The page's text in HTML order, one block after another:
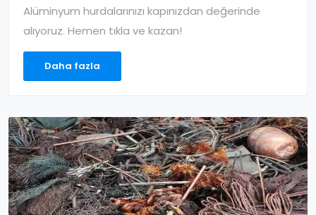
Alüminyum hurdalarınızı kapınızdan değerinde
alıyoruz. Hemen tıkla ve kazan!
Daha fazla